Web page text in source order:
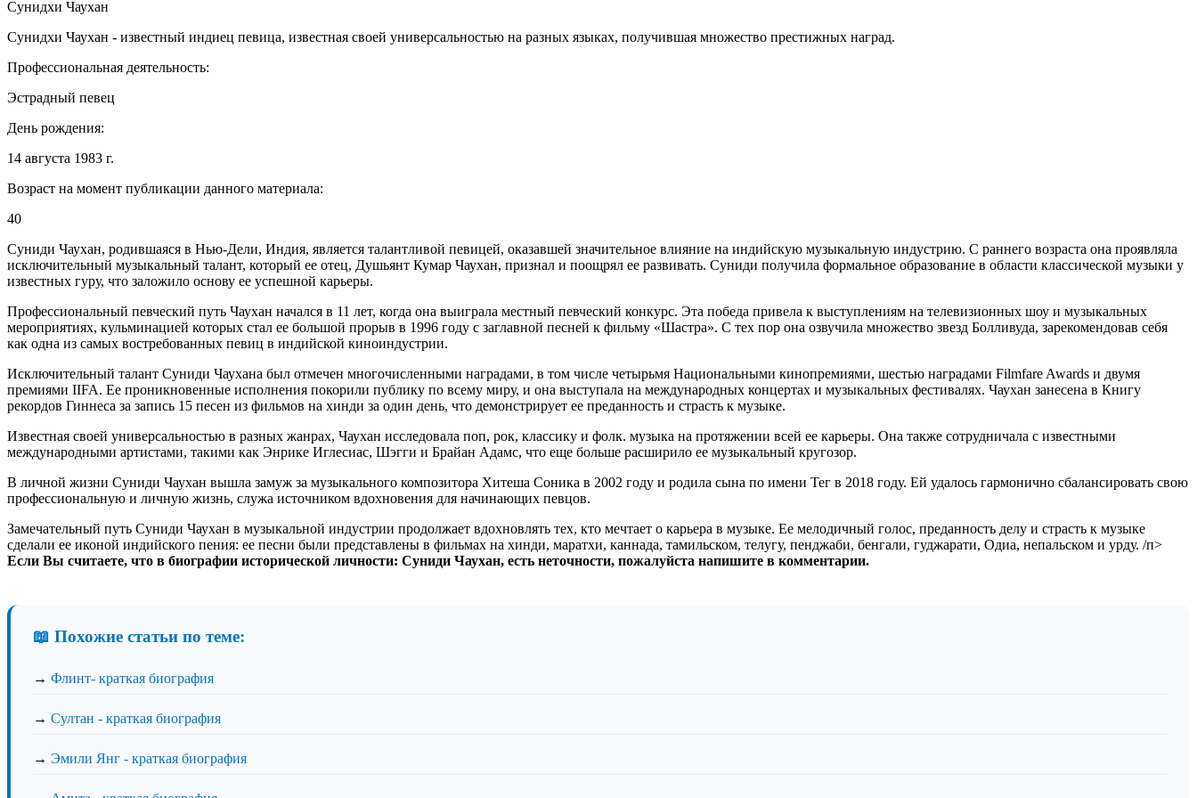
Сунидхи Чаухан
Сунидхи Чаухан - известный индиец певица, известная своей универсальностью на разных языках, получившая множество престижных наград.
Профессиональная деятельность:
Эстрадный певец
День рождения:
14 августа 1983 г.
Возраст на момент публикации данного материала:
40
Суниди Чаухан, родившаяся в Нью-Дели, Индия, является талантливой певицей, оказавшей значительное влияние на индийскую музыкальную индустрию. С раннего возраста она проявляла
исключительный музыкальный талант, который ее отец, Душьянт Кумар Чаухан, признал и поощрял ее развивать. Суниди получила формальное образование в области классической музыки у
известных гуру, что заложило основу ее успешной карьеры.
Профессиональный певческий путь Чаухан начался в 11 лет, когда она выиграла местный певческий конкурс. Эта победа привела к выступлениям на телевизионных шоу и музыкальных
мероприятиях, кульминацией которых стал ее большой прорыв в 1996 году с заглавной песней к фильму «Шастра». С тех пор она озвучила множество звезд Болливуда, зарекомендовав себя
как одна из самых востребованных певиц в индийской киноиндустрии.
Исключительный талант Суниди Чаухана был отмечен многочисленными наградами, в том числе четырьмя Национальными кинопремиями, шестью наградами Filmfare Awards и двумя
премиями IIFA. Ее проникновенные исполнения покорили публику по всему миру, и она выступала на международных концертах и ​​музыкальных фестивалях. Чаухан занесена в Книгу
рекордов Гиннеса за запись 15 песен из фильмов на хинди за один день, что демонстрирует ее преданность и страсть к музыке.
Известная своей универсальностью в разных жанрах, Чаухан исследовала поп, рок, классику и фолк. музыка на протяжении всей ее карьеры. Она также сотрудничала с известными
международными артистами, такими как Энрике Иглесиас, Шэгги и Брайан Адамс, что еще больше расширило ее музыкальный кругозор.
В личной жизни Суниди Чаухан вышла замуж за музыкального композитора Хитеша Соника в 2002 году и родила сына по имени Тег в 2018 году. Ей удалось гармонично сбалансировать свою
профессиональную и личную жизнь, служа источником вдохновения для начинающих певцов.
Замечательный путь Суниди Чаухан в музыкальной индустрии продолжает вдохновлять тех, кто мечтает о карьера в музыке. Ее мелодичный голос, преданность делу и страсть к музыке
сделали ее иконой индийского пения: ее песни были представлены в фильмах на хинди, маратхи, каннада, тамильском, телугу, пенджаби, бенгали, гуджарати, Одиа, непальском и урду. /п>
Если Вы считаете, что в биографии исторической личности: Суниди Чаухан, есть неточности, пожалуйста напишите в комментарии.
📖 Похожие статьи по теме:
→ Флинт- краткая биография
→ Султан - краткая биография
→ Эмили Янг - краткая биография